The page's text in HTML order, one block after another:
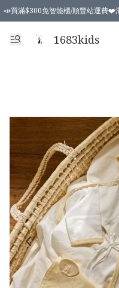
📣買滿$300免智能櫃/順豐站運費❤️
📣買滿$300免智能櫃/順豐站運費❤️
1683kids